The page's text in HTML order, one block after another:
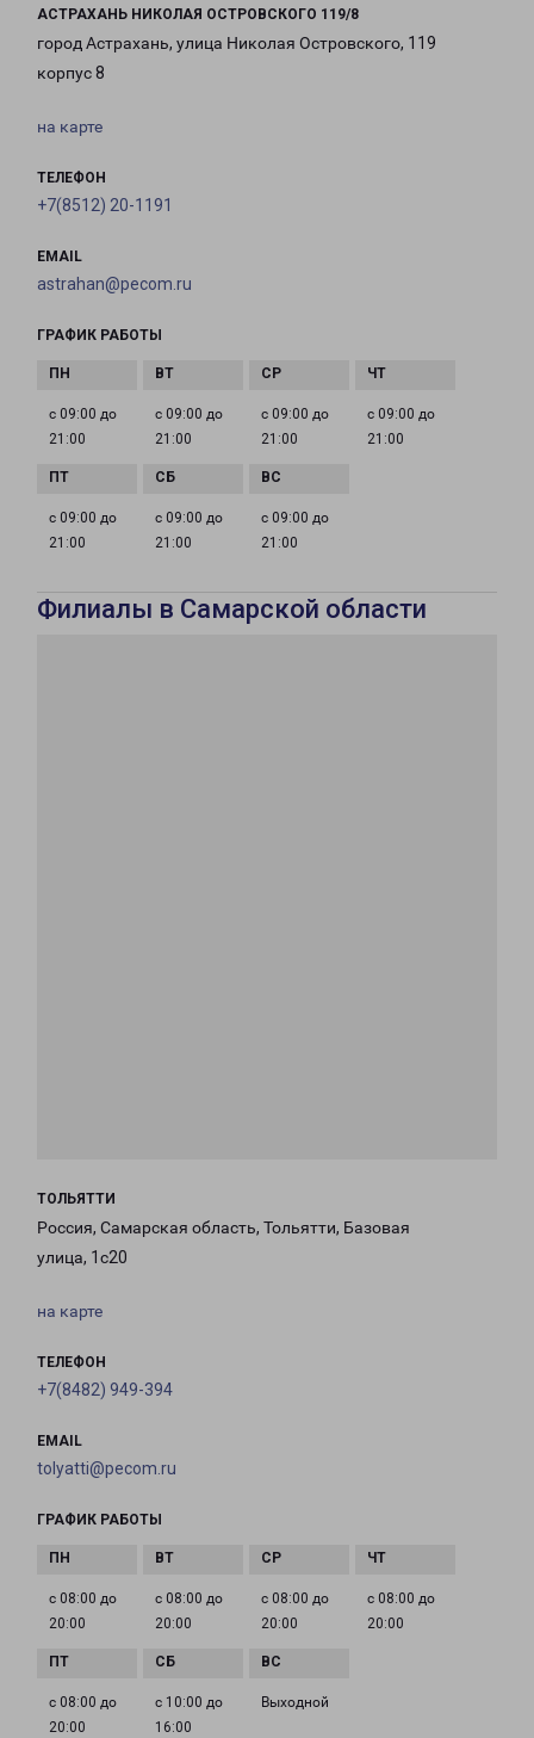
АСТРАХАНЬ НИКОЛАЯ ОСТРОВСКОГО 119/8
город Астрахань, улица Николая Островского, 119
корпус 8
на карте
ТЕЛЕФОН
+7(8512) 20-1191
EMAIL
astrahan@pecom.ru
ГРАФИК РАБОТЫ
с 09:00 до
21:00
с 09:00 до
21:00
с 09:00 до
21:00
с 09:00 до
21:00
с 09:00 до
21:00
с 09:00 до
21:00
с 09:00 до
21:00
Филиалы в Самарской области
ТОЛЬЯТТИ
Россия, Самарская область, Тольятти, Базовая
улица, 1с20
на карте
ТЕЛЕФОН
+7(8482) 949-394
EMAIL
tolyatti@pecom.ru
ГРАФИК РАБОТЫ
с 08:00 до
20:00
с 08:00 до
20:00
с 08:00 до
20:00
с 08:00 до
20:00
с 08:00 до
20:00
с 10:00 до
16:00
Выходной